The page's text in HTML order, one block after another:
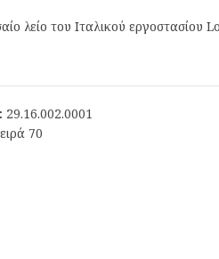
λείο του Ιταλικού εργοστασίου
29.16.002.0001
70